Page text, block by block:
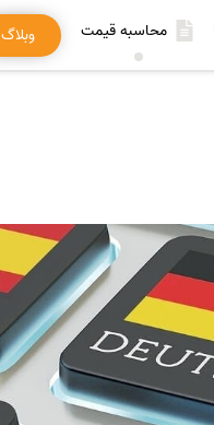
محاسبه قیمت وبلاگ